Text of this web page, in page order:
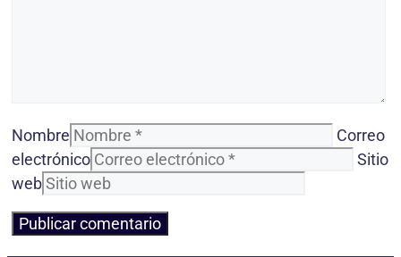
Nombre
Correo
electrónico
Sitio
web